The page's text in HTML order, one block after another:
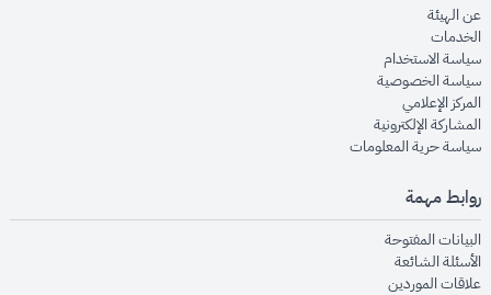
عن الهيئةopens in new window
الخدماتopens in new window
سياسة الاستخدام
سياسة الخصوصيةopens in new window
المركز الإعلاميopens in new window
المشاركة الإلكترونيةopens in new window
سياسة حرية المعلوماتopens in new window
روابط مهمة
البيانات المفتوحةopens in new window
الأسئلة الشائعةopens in new window
علاقات الموردينopens in new window